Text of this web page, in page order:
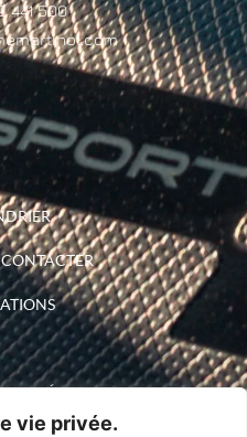
vie privée.
441 500
LÉGALES